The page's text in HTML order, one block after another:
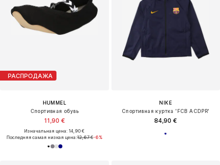
РАСПРОДАЖА
HUMMEL
Спортивная обувь
11,90 €
Изначальная цена: 14,90 €
Последняя самая низкая цена:12,67 €-6%
NIKE
Спортивная куртка 'FCB ACDPR'
84,90 €